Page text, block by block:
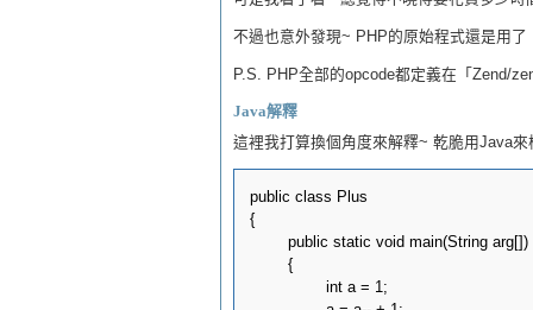
不過也意外發現~ PHP的原始程式還是用
P.S. PHP全部的opcode都定義在「Zend/
Java解釋
這裡我打算換個角度來解釋~ 乾脆用Java
public class Plus
{